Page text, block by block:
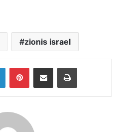
zionis israel
LinkedInPinterestShare via Email Print